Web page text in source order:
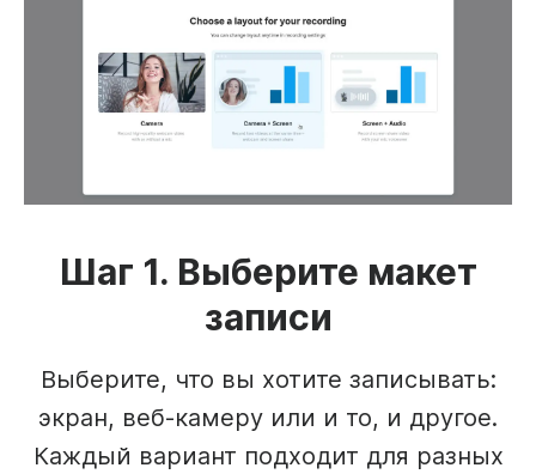
Шаг 1. Выберите макет
записи
Выберите, что вы хотите записывать:
экран, веб-камеру или и то, и другое.
Каждый вариант подходит для разных